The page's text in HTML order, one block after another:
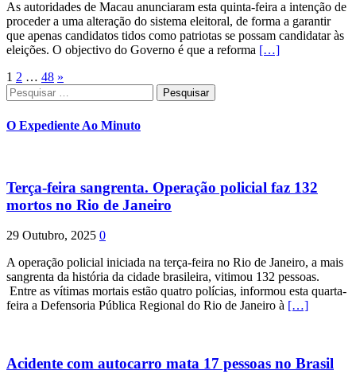
As autoridades de Macau anunciaram esta quinta-feira a intenção de
proceder a uma alteração do sistema eleitoral, de forma a garantir
que apenas candidatos tidos como patriotas se possam candidatar às
eleições. O objectivo do Governo é que a reforma […]
Paginação
dos
conteúdos
1 2 … 48 »
Pesquisar
por:
O Expediente Ao Minuto
Terça-feira sangrenta. Operação policial faz 132
mortos no Rio de Janeiro
29 Outubro, 2025 0
A operação policial iniciada na terça-feira no Rio de Janeiro, a mais
sangrenta da história da cidade brasileira, vitimou 132 pessoas.
Entre as vítimas mortais estão quatro polícias, informou esta quarta-
feira a Defensoria Pública Regional do Rio de Janeiro à […]
Acidente com autocarro mata 17 pessoas no Brasil